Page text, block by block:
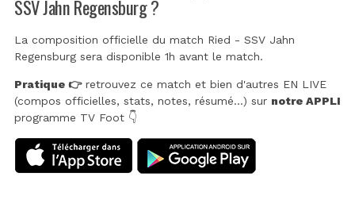
SSV Jahn Regensburg ?
La composition officielle du match Ried - SSV Jahn
Regensburg sera disponible 1h avant le match.
Pratique 👉retrouvez ce match et bien d'autres EN LIVE
(compos officielles, stats, notes, résumé...) sur notre APPLI
programme TV Foot 👇